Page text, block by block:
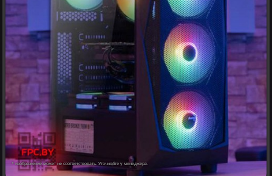
* изображение может не соответствовать. Уточняйте у менеджера.